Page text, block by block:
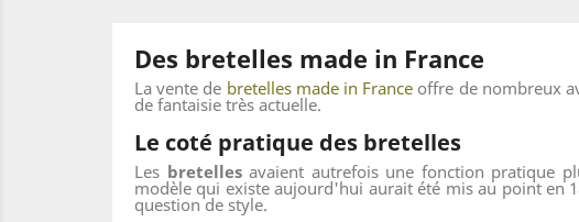
Des bretelles made in France
La vente de bretelles made in France offre de nombreux
de fantaisie très actuelle.
Le coté pratique des bretelles
Les bretellesavaient autrefois une fonction pratique
modèle qui existe aujourd'hui aurait été mis au point en
question de style.